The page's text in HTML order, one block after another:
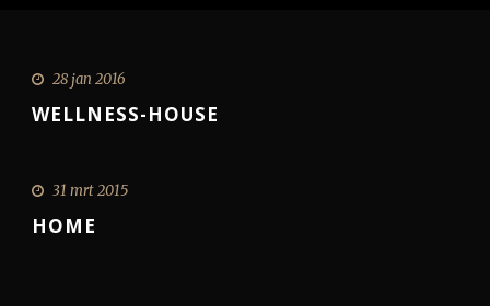
28 jan 2016
WELLNESS-HOUSE
31 mrt 2015
HOME